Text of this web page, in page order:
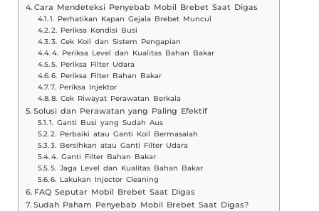
Cara Mendeteksi Penyebab Mobil Brebet Saat Digas
1. Perhatikan Kapan Gejala Brebet Muncul
2. Periksa Kondisi Busi
3. Cek Koil dan Sistem Pengapian
4. Periksa Level dan Kualitas Bahan Bakar
5. Periksa Filter Udara
6. Periksa Filter Bahan Bakar
7. Periksa Injektor
8. Cek Riwayat Perawatan Berkala
Solusi dan Perawatan yang Paling Efektif
1. Ganti Busi yang Sudah Aus
2. Perbaiki atau Ganti Koil Bermasalah
3. Bersihkan atau Ganti Filter Udara
4. Ganti Filter Bahan Bakar
5. Jaga Level dan Kualitas Bahan Bakar
6. Lakukan Injector Cleaning
FAQ Seputar Mobil Brebet Saat Digas
Sudah Paham Penyebab Mobil Brebet Saat Digas?